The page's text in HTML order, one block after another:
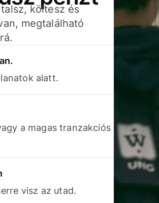
költesz és
megtalálható
alatt.
a magas tranzakciós
visz az utad.